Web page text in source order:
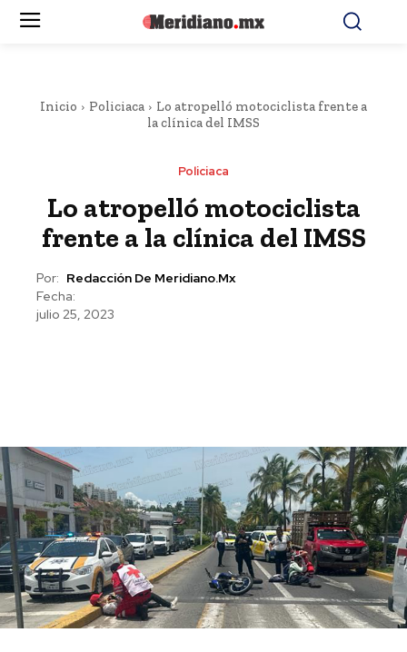
Inicio Policiaca
Lo atropelló motociclista frente a
la clínica del IMSS
Policiaca
Lo atropelló motociclista
frente a la clínica del IMSS
Por: Redacción De Meridiano.mx
Fecha:
julio 25, 2023